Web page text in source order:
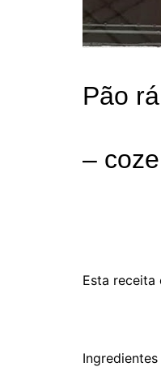
Pão
–
Esta
Ingredientes